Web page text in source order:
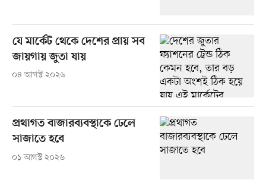
যে মার্কেট থেকে দেশের প্রায় সব
জায়গায় জুতা যায়
০৪ আগস্ট ২০২৬
প্রথাগত বাজারব্যবস্থাকে ঢেলে
সাজাতে হবে
০১ আগস্ট ২০২৬